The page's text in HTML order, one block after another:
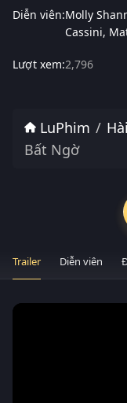
Diễn viên:Molly
Cassini
Lượt xem:2,796
LuPhim
Bất Ngờ
Trailer Diễn viên